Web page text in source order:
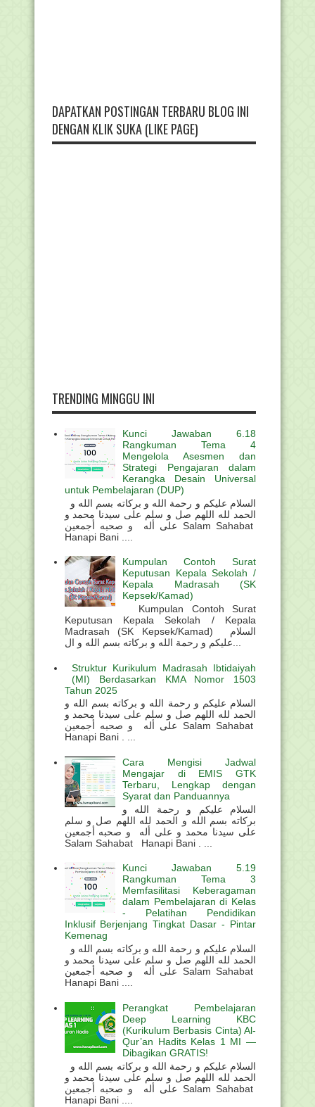
DAPATKAN POSTINGAN TERBARU BLOG INI
DENGAN KLIK SUKA (LIKE PAGE)
TRENDING MINGGU INI
Kunci Jawaban 6.18
Rangkuman Tema 4
Mengelola Asesmen dan
Strategi Pengajaran dalam
Kerangka Desain Universal
untuk Pembelajaran (DUP)
الحمد لله اللهم صل و سلم على سيدنا محمد و
على أله و صحبه أجمعين Salam Sahabat
Hanapi Bani ....
Kumpulan Contoh Surat
Keputusan Kepala Sekolah /
Kepala Madrasah (SK
Kepsek/Kamad)
Kumpulan Contoh Surat
Keputusan Kepala Sekolah / Kepala
Madrasah (SK Kepsek/Kamad) السلام
Struktur Kurikulum Madrasah Ibtidaiyah
(MI) Berdasarkan KMA Nomor 1503
Tahun 2025
السلام عليكم و رحمة الله و بركاته بسم الله و
الحمد لله اللهم صل و سلم على سيدنا محمد و
على أله و صحبه أجمعين Salam Sahabat
Hanapi Bani . ...
Cara Mengisi Jadwal
Mengajar di EMIS GTK
Terbaru, Lengkap dengan
Syarat dan Panduannya
السلام عليكم و رحمة الله و
بركاته بسم الله و الحمد لله اللهم صل و سلم
على سيدنا محمد و على أله و صحبه أجمعين
Salam Sahabat Hanapi Bani . ...
Kunci Jawaban 5.19
Rangkuman Tema 3
Memfasilitasi Keberagaman
dalam Pembelajaran di Kelas
- Pelatihan Pendidikan
Inklusif Berjenjang Tingkat Dasar - Pintar
Kemenag
الحمد لله اللهم صل و سلم على سيدنا محمد و
على أله و صحبه أجمعين Salam Sahabat
Hanapi Bani ....
Perangkat Pembelajaran
Deep Learning KBC
(Kurikulum Berbasis Cinta) Al-
Qur’an Hadits Kelas 1 MI —
Dibagikan GRATIS!
الحمد لله اللهم صل و سلم على سيدنا محمد و
على أله و صحبه أجمعين Salam Sahabat
Hanapi Bani ....